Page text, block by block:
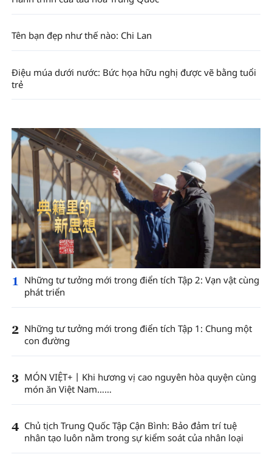
Tên bạn đẹp như thế nào: Chi Lan
Điệu múa dưới nước: Bức họa hữu nghị được vẽ bằng tuổi
trẻ
1
Những tư tưởng mới trong điển tích Tập 2: Vạn vật cùng
phát triển
2 Những tư tưởng mới trong điển tích Tập 1: Chung một
con đường
3 MÓN VIỆT+丨Khi hương vị cao nguyên hòa quyện cùng
món ăn Việt Nam……
4 Chủ tịch Trung Quốc Tập Cận Bình: Bảo đảm trí tuệ
nhân tạo luôn nằm trong sự kiểm soát của nhân loại